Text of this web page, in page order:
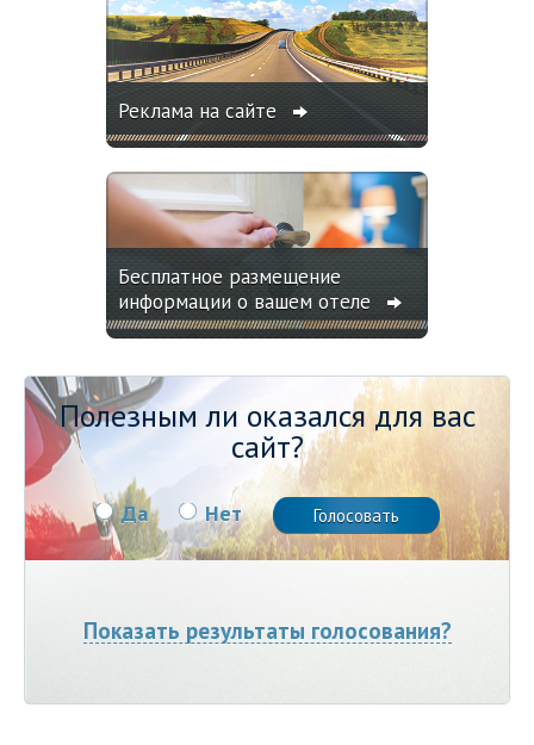
Реклама на сайте
Бесплатное размещение
информации о вашем отеле
Полезным ли оказался для вас
сайт?
Да Нет
Показать результаты голосования?